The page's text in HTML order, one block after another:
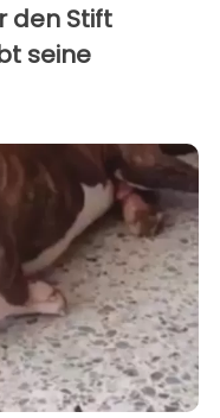
den Stift
seine